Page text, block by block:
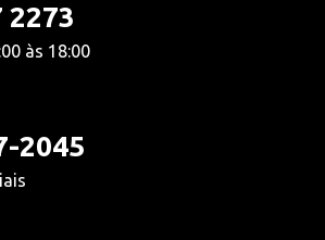
2273
às 18:00
2045